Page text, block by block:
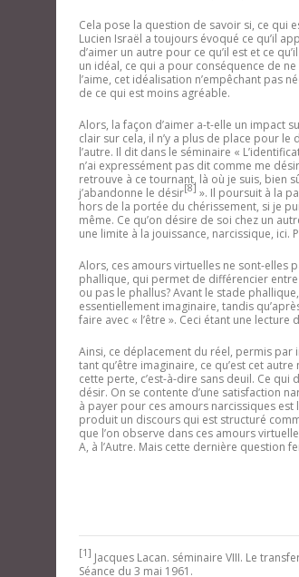
Cela pose la question de savoir si, ce qui
Lucien Israël a toujours évoqué ce qu’il
d’aimer un autre pour ce qu’il est et ce
un idéal, ce qui a pour conséquence de
l’aime, cet idéalisation n’empêchant pas
de ce qui est moins agréable.
Alors, la façon d’aimer a-t-elle un impact
clair sur cela, il n’y a plus de place pour
l’autre. Il dit dans le séminaire «
n’ai expressément pas dit comme me
retrouve à ce tournant, là où je suis, bien
j’abandonne le désir[8] ». Il poursuit à la
hors de la portée du chérissement, si je
même. Ce qu’on désire de soi chez un
une limite à la jouissance, narcissique, ici.
Alors, ces amours virtuelles ne sont-elles
phallique, qui permet de différencier entre
ou pas le phallus? Avant le stade
essentiellement imaginaire, tandis
faire avec « l’être ». Ceci étant une
Ainsi, ce déplacement du réel, permis par
tant qu’être imaginaire, ce qu’est cet
cette perte, c’est-à-dire sans deuil. Ce qui
désir. On se contente d’une satisfaction
à payer pour ces amours narcissiques
produit un discours qui est structuré
que l’on observe dans ces amours
A, à l’Autre. Mais cette dernière question
[1] Jacques Lacan. séminaire VIII. Le
Séance du 3 mai 1961.